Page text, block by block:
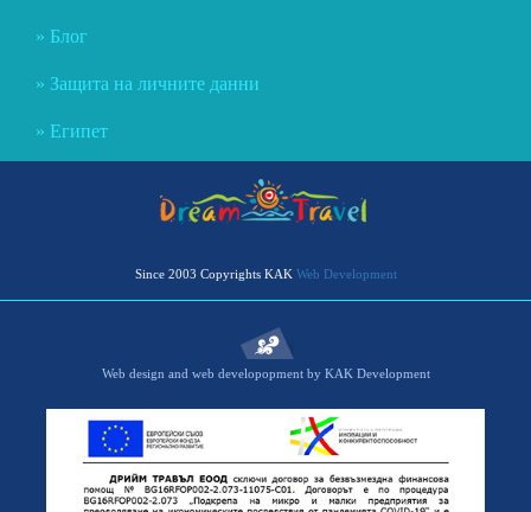
Блог
Защита на личните данни
Египет
Since 2003 Copyrights KAK Web Development
Web design and web developopment by KAK Development